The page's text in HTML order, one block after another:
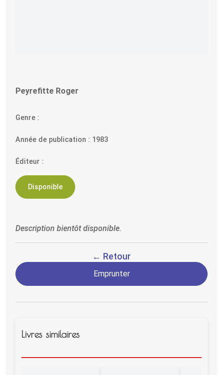
Peyrefitte Roger
Genre :
Année de publication : 1983
Éditeur :
Disponible
Description bientôt disponible.
← Retour
Emprunter
Livres similaires